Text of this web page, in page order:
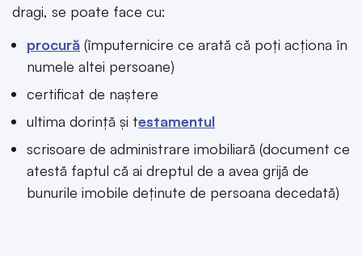
dragi, se poate face cu:
procură (împuternicire ce arată că poți acționa în
numele altei persoane)
certificat de naștere
ultima dorință și testamentul
scrisoare de administrare imobiliară (document ce
atestă faptul că ai dreptul de a avea grijă de
bunurile imobile deținute de persoana decedată)